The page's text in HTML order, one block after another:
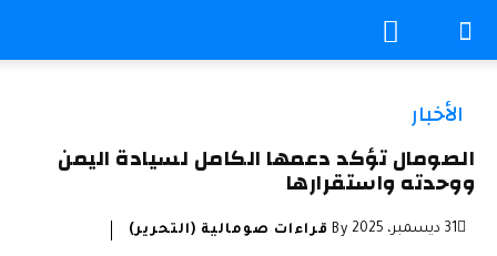
الأخبار
الصومال تؤكد دعمها الكامل لسيادة اليمن
ووحدته واستقرارها
31 ديسمبر، 2025 By قراءات صومالية (التحرير)